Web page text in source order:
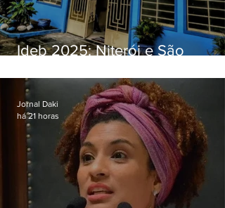
Ideb 2025: Niterói e São
distintos no ensino médio; veja
Jornal Daki
há 21 horas